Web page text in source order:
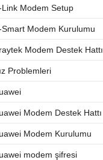
Link Modem Setup
Smart Modem Kurulumu
Modem Destek Hattı
Problemleri
Modem Destek Hattı
Modem Kurulumu
modem şifresi